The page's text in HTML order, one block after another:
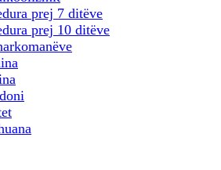
prej 7 ditëve
prej 10 ditëve